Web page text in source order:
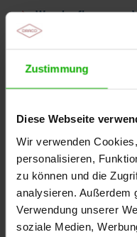
Zustimmung
Diese Webseite
Wir verwenden
personalisieren,
zu können und die
analysieren. Außerdem
Verwendung unserer
soziale Medien,
Wundauflagen zur
Wunden
Die Moderatorin
Franziska Breyer